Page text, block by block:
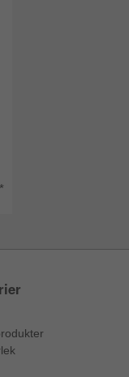
*